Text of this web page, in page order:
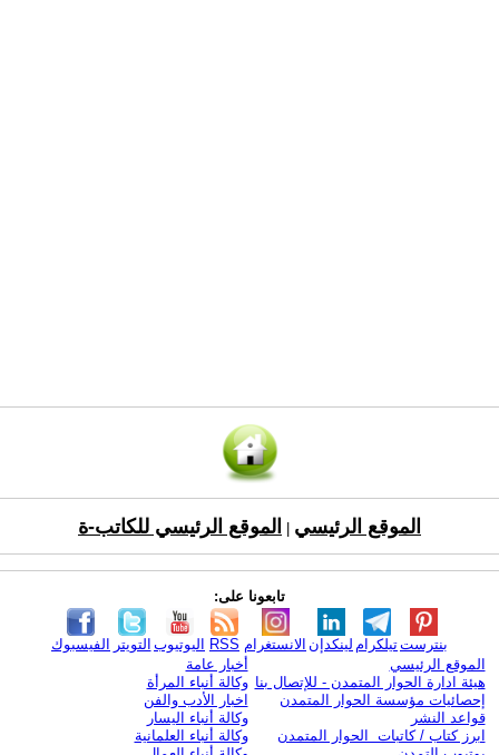
الموقع الرئيسي الموقع الرئيسي للكاتب-ة
تابعونا على:
الفيسبوك التويتر اليوتيوب RSS الانستغرام لينكدإن تيلكرامبنترست
الموقع الرئيسي
هيئة ادارة الحوار المتمدن - للإتصال بنا
إحصائيات مؤسسة الحوار المتمدن
قواعد النشر
ابرز كتاب / كاتبات الحوار المتمدن
أخبار عامة
وكالة أنباء المرأة
اخبار الأدب والفن
وكالة أنباء اليسار
وكالة أنباء العلمانية